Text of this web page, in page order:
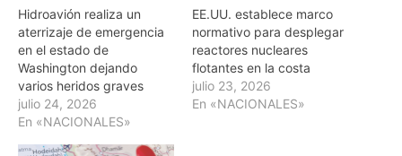
Hidroavión realiza un
aterrizaje de emergencia
en el estado de
Washington dejando
varios heridos graves
julio 24, 2026
En «NACIONALES»
EE.UU. establece marco
normativo para desplegar
reactores nucleares
flotantes en la costa
julio 23, 2026
En «NACIONALES»